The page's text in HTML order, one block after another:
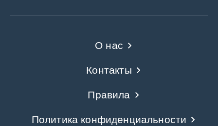
О нас
Контакты
Правила
Политика конфиденциальности